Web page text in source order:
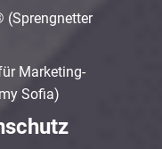
(Sprengnetter
Marketing-
Sofia)